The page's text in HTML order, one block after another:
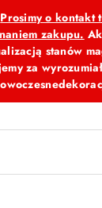
produktu
Prosimy o kontakt
zakupu.
stanów
za